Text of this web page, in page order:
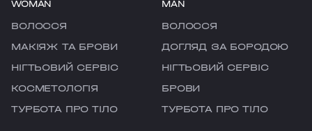
WOMAN
ВОЛОССЯ
МАКІЯЖ ТА БРОВИ
НІГТЬОВИЙ СЕРВІС
КОСМЕТОЛОГІЯ
ТУРБОТА ПРО ТІЛО
MAN
ВОЛОССЯ
ДОГЛЯД ЗА БОРОДОЮ
НІГТЬОВИЙ СЕРВІС
БРОВИ
ТУРБОТА ПРО ТІЛО